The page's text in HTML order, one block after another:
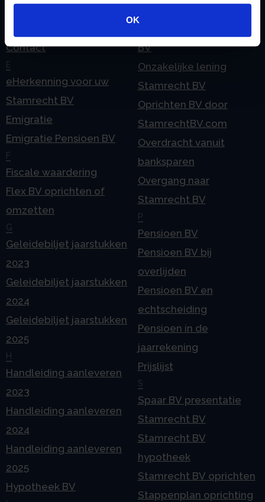
gebruiken.
OK
Contact
E
eHerkenning voor uw
Stamrecht BV
Emigratie
Emigratie Pensioen BV
F
Fiscale waardering
Flex BV oprichten of
omzetten
G
Geleidebiljet jaarstukken
2023
Geleidebiljet jaarstukken
2024
Geleidebiljet jaarstukken
2025
H
Handleiding aanleveren
2023
Handleiding aanleveren
2024
Handleiding aanleveren
2025
Hypotheek BV
BV
Onzakelijke lening
Stamrecht BV
Oprichten BV door
StamrechtBV.com
Overdracht vanuit
banksparen
Overgang naar
Stamrecht BV
P
Pensioen BV
Pensioen BV bij
overlijden
Pensioen BV en
echtscheiding
Pensioen in de
jaarrekening
Prijslijst
S
Spaar BV presentatie
Stamrecht BV
Stamrecht BV
hypotheek
Stamrecht BV oprichten
Stappenplan oprichting